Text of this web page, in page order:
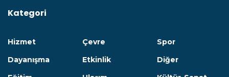
Kategori
Hizmet
Dayanışma
Çevre
Etkinlik
Spor
Diğer